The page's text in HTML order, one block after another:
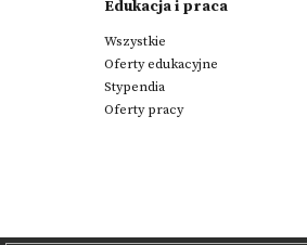
Edukacja i praca
Wszystkie
Oferty edukacyjne
Stypendia
Oferty pracy